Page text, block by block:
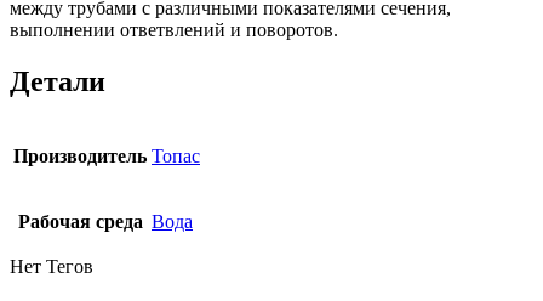
между трубами с различными показателями сечения,
выполнении ответвлений и поворотов.
Детали
Производитель Топас
Рабочая среда Вода
Нет Тегов